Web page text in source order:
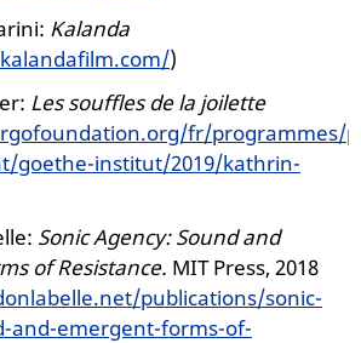
Kalanda
)
Les souffles de la joilette
fr/programmes/
goethe-institut/2019/kathrin-
Sonic Agency: Sound and
of Resistance. MIT Press, 2018
publications/sonic-
and-emergent-forms-of-